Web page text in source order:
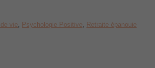
vie, Psychologie Positive, Retraite épanouie